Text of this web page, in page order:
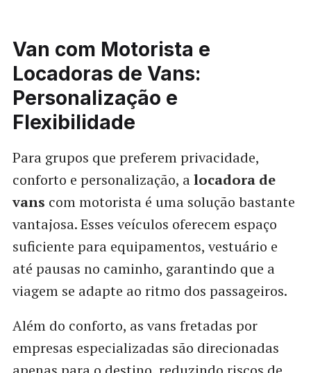
Van com Motorista e
Locadoras de Vans:
Personalização e
Flexibilidade
Para grupos que preferem privacidade,
conforto e personalização, alocadora de
vans com motorista é uma solução bastante
vantajosa. Esses veículos oferecem espaço
suficiente para equipamentos, vestuário e
até pausas no caminho, garantindo que a
viagem se adapte ao ritmo dos passageiros.
Além do conforto, as vans fretadas por
empresas especializadas são direcionadas